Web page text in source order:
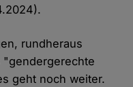
rundheraus
"gendergerechte
geht noch weiter.